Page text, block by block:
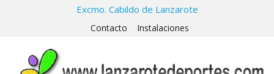
Excmo. Cabildo de Lanzarote
Contacto Instalaciones